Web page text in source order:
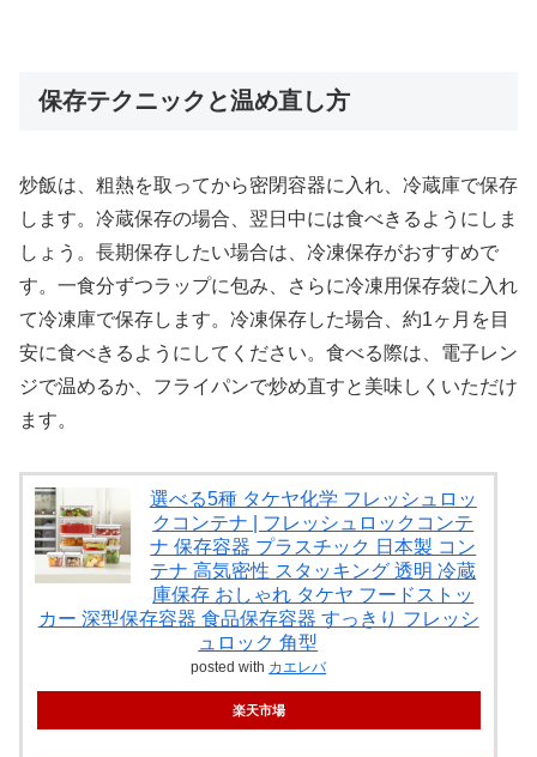
保存テクニックと温め直し方
炒飯は、粗熱を取ってから密閉容器に入れ、冷蔵庫で保存
します。冷蔵保存の場合、翌日中には食べきるようにしま
しょう。長期保存したい場合は、冷凍保存がおすすめで
す。一食分ずつラップに包み、さらに冷凍用保存袋に入れ
て冷凍庫で保存します。冷凍保存した場合、約1ヶ月を目
安に食べきるようにしてください。食べる際は、電子レン
ジで温めるか、フライパンで炒め直すと美味しくいただけ
ます。
選べる5種 タケヤ化学 フレッシュロッ
クコンテナ | フレッシュロックコンテ
ナ 保存容器 プラスチック 日本製 コン
テナ 高気密性 スタッキング 透明 冷蔵
庫保存 おしゃれ タケヤ フードストッ
カー 深型保存容器 食品保存容器 すっきり フレッシ
ュロック 角型
posted with カエレバ
楽天市場